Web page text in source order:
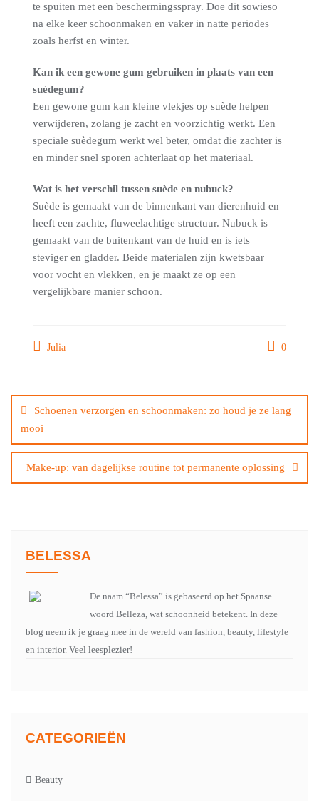
te spuiten met een beschermingsspray. Doe dit sowieso
na elke keer schoonmaken en vaker in natte periodes
zoals herfst en winter.
Kan ik een gewone gum gebruiken in plaats van een
suèdegum?
Een gewone gum kan kleine vlekjes op suède helpen
verwijderen, zolang je zacht en voorzichtig werkt. Een
speciale suèdegum werkt wel beter, omdat die zachter is
en minder snel sporen achterlaat op het materiaal.
Wat is het verschil tussen suède en nubuck?
Suède is gemaakt van de binnenkant van dierenhuid en
heeft een zachte, fluweelachtige structuur. Nubuck is
gemaakt van de buitenkant van de huid en is iets
steviger en gladder. Beide materialen zijn kwetsbaar
voor vocht en vlekken, en je maakt ze op een
vergelijkbare manier schoon.
Julia 0
navigatie
Schoenen verzorgen en schoonmaken: zo houd je ze lang
mooi
Make-up: van dagelijkse routine tot permanente oplossing
BELESSA
De naam “Belessa” is gebaseerd op het Spaanse
woord Belleza, wat schoonheid betekent. In deze
blog neem ik je graag mee in de wereld van fashion, beauty, lifestyle
en interior. Veel leesplezier!
CATEGORIEËN
Beauty